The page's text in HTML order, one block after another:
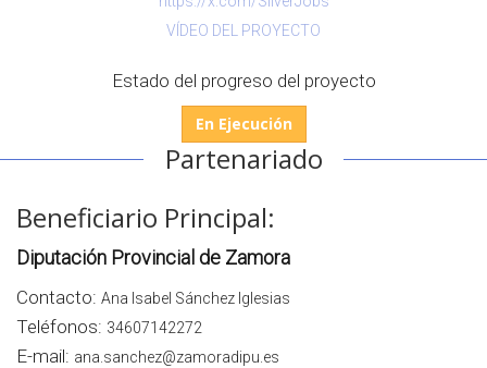
VÍDEO DEL PROYECTO
Estado del progreso del proyecto
En Ejecución
Partenariado
Beneficiario Principal:
Diputación Provincial de Zamora
Contacto: Ana Isabel Sánchez Iglesias
Teléfonos: 34607142272
E-mail: ana.sanchez@zamoradipu.es